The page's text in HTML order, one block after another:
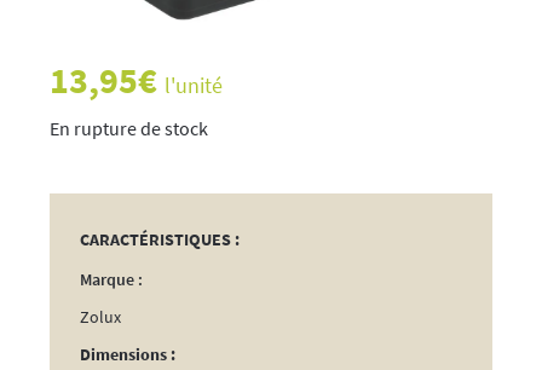
13,95€ l'unité
rupture de stock
CARACTÉRISTIQUES :
Marque :
Zolux
Dimensions :